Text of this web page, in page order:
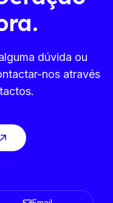
dúvida ou
nos através